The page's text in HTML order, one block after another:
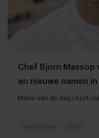
Chef Bjorn Massop
en nieuwe namen
Menu van de dag | Kort
Gastronomie Chefs